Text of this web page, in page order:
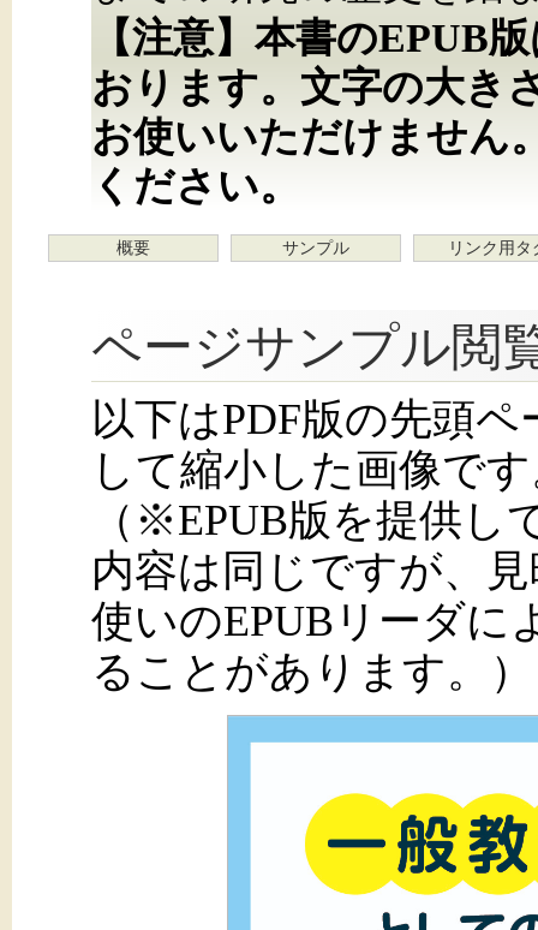
【注意】本書のEPUB
おります。文字の大き
お使いいただけません
ください。
概要 サンプル リンク用タ
ページサンプル閲
以下はPDF版の先頭
して縮小した画像で
（※EPUB版を提供し
内容は同じですが、
使いのEPUBリーダに
ることがあります。）